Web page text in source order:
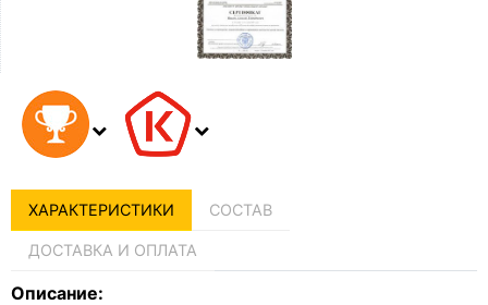
ХАРАКТЕРИСТИКИ СОСТАВ
ДОСТАВКА И ОПЛАТА
Описание: